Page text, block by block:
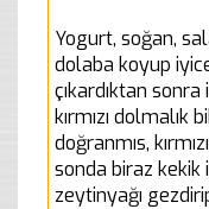
Yogurt, soğan,
dolaba koyup
çıkardıktan sonra
kırmızı
doğranmıs,
sonda biraz
zeytinyağı